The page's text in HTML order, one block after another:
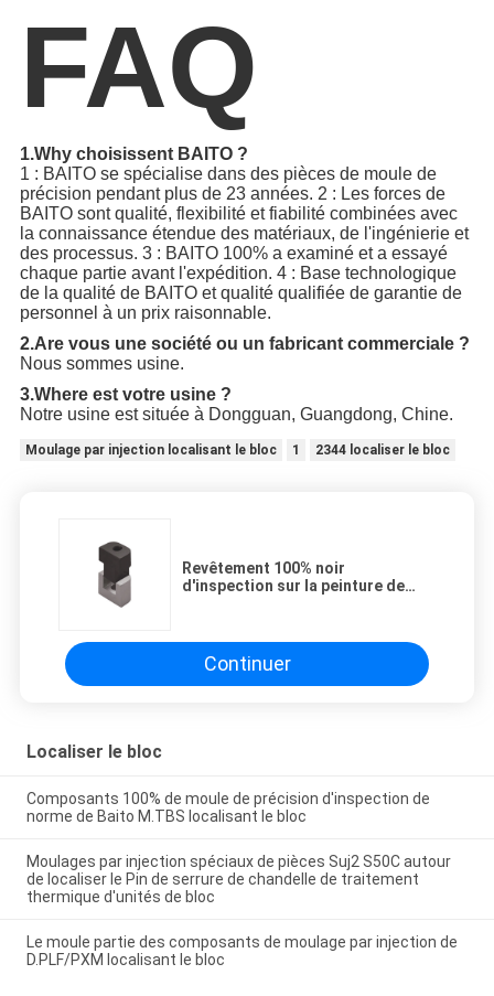
FAQ
1.Why choisissent BAITO ?
1 : BAITO se spécialise dans des pièces de moule de
précision pendant plus de 23 années. 2 : Les forces de
BAITO sont qualité, flexibilité et fiabilité combinées avec
la connaissance étendue des matériaux, de l'ingénierie et
des processus. 3 : BAITO 100% a examiné et a essayé
chaque partie avant l'expédition. 4 : Base technologique
de la qualité de BAITO et qualité qualifiée de garantie de
personnel à un prix raisonnable.
2.Are vous une société ou un fabricant commerciale ?
Nous sommes usine.
3.Where est votre usine ?
Notre usine est située à Dongguan, Guangdong, Chine.
Moulage par injection localisant le bloc 1 2344 localiser le bloc
Revêtement 100% noir
d'inspection sur la peinture de
Continuer
Localiser le bloc
Composants 100% de moule de précision d'inspection de
norme de Baito M.TBS localisant le bloc
Moulages par injection spéciaux de pièces Suj2 S50C autour
de localiser le Pin de serrure de chandelle de traitement
thermique d'unités de bloc
Le moule partie des composants de moulage par injection de
D.PLF/PXM localisant le bloc